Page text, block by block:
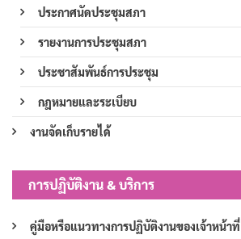
ประกาศนัดประชุมสภา
รายงานการประชุมสภา
ประชาสัมพันธ์การประชุม
กฎหมายและระเบียบ
งานจัดเก็บรายได้
การปฏิบัติงาน & บริการ
คู่มือหรือแนวทางการปฏิบัติงานของเจ้าหน้าที่